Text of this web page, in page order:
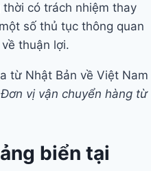
có trách nhiệm thay
số thủ tục thông quan
thuận lợi.
Đơn vị vận chuyển hàng
biển tại